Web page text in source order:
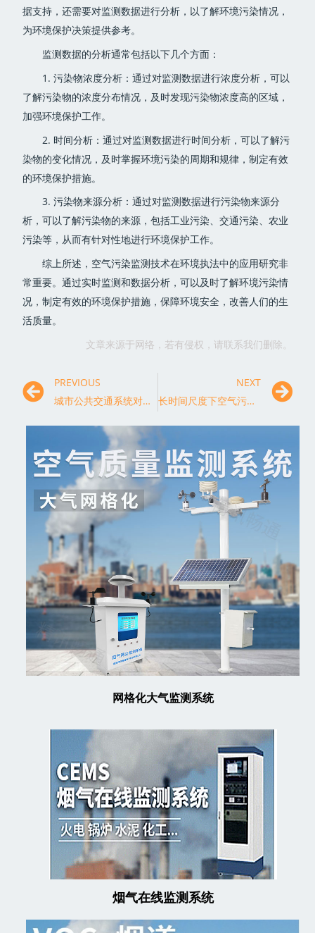
据支持，还需要对监测数据进行分析，以了解环境污染情况，
为环境保护决策提供参考。
监测数据的分析通常包括以下几个方面：
1. 污染物浓度分析：通过对监测数据进行浓度分析，可以
了解污染物的浓度分布情况，及时发现污染物浓度高的区域，
加强环境保护工作。
2. 时间分析：通过对监测数据进行时间分析，可以了解污
染物的变化情况，及时掌握环境污染的周期和规律，制定有效
的环境保护措施。
3. 污染物来源分析：通过对监测数据进行污染物来源分
析，可以了解污染物的来源，包括工业污染、交通污染、农业
污染等，从而有针对性地进行环境保护工作。
综上所述，空气污染监测技术在环境执法中的应用研究非
常重要。通过实时监测和数据分析，可以及时了解环境污染情
况，制定有效的环境保护措施，保障环境安全，改善人们的生
活质量。
文章来源于网络，若有侵权，请联系我们删除。
PREVIOUS
城市公共交通系统对空气质量的影响与监测
NEXT
长时间尺度下空气污染监测数据的时空分布特征研究
网格化大气监测系统
烟气在线监测系统